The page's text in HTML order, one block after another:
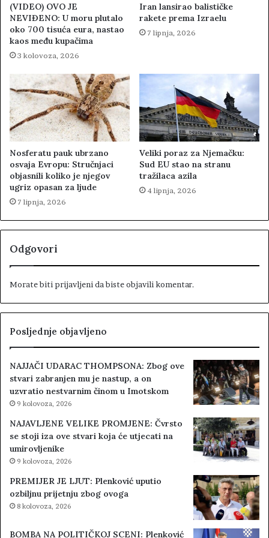
(VIDEO) OVO JE
NEVIĐENO: U moru plutalo
oko 700 tisuća eura, nastao
kaos među kupačima
3 kolovoza, 2026
Iran lansirao balističke
rakete prema Izraelu
7 lipnja, 2026
Nosferatu pauk ubrzano
osvaja Evropu: Stručnjaci
objasnili koliko je njegov
ugriz opasan za ljude
7 lipnja, 2026
Veliki poraz za Njemačku:
Sud EU stao na stranu
tražilaca azila
4 lipnja, 2026
Odgovori
Morate biti prijavljeni da biste objavili komentar.
Posljednje objavljeno
NAJJAČI UDARAC THOMPSONA: Zbog ove
stvari zabranjen mu je nastup, a on
uzvratio nestvarnim činom u Imotskom
9 kolovoza, 2026
NAJAVLJENE VELIKE PROMJENE: Čvrsto
se stoji iza ove stvari koja će utjecati na
umirovljenike
9 kolovoza, 2026
PREMIJER JE LJUT: Plenković uputio
ozbiljnu prijetnju zbog ovoga
8 kolovoza, 2026
BOMBA NA POLITIČKOJ SCENI: Plenković